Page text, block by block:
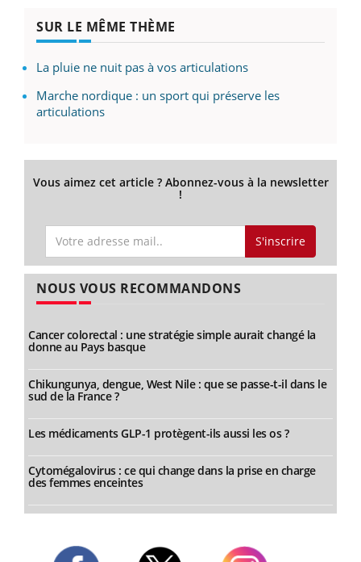
SUR LE MÊME THÈME
La pluie ne nuit pas à vos articulations
Marche nordique : un sport qui préserve les
articulations
Vous aimez cet article ? Abonnez-vous à la newsletter
!
S'inscrire
NOUS VOUS RECOMMANDONS
Cancer colorectal : une stratégie simple aurait changé la
donne au Pays basque
Chikungunya, dengue, West Nile : que se passe-t-il dans le
sud de la France ?
Les médicaments GLP-1 protègent-ils aussi les os ?
Cytomégalovirus : ce qui change dans la prise en charge
des femmes enceintes